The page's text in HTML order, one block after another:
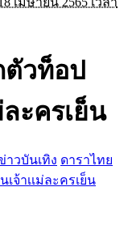
ตัวท็อป
ละครเย็น
าวบันเทิง ดาราไทย
จ้าเเม่ละครเย็น